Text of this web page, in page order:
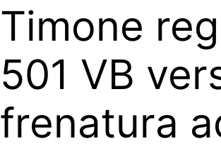
Timone
501 VB
frenatura